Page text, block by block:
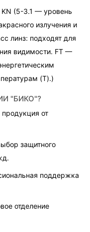
(5-3.1 — уровень
излучения и
линз: подходят для
видимости. FT —
(T).)
"БИКО"?
продукция от
защитного
поддержка
отделение